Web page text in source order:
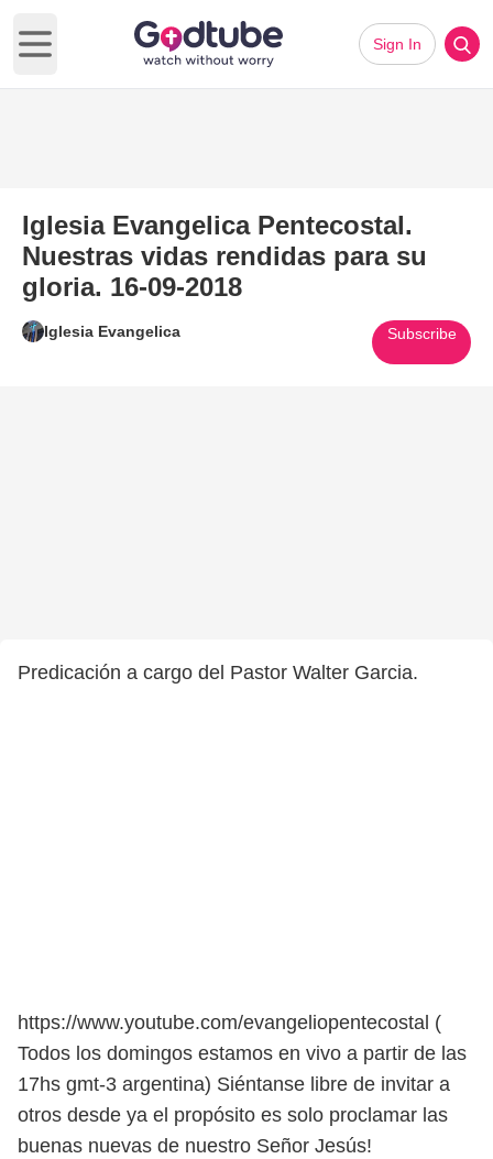
Open main menu
Sign In
Iglesia Evangelica Pentecostal.
Nuestras vidas rendidas para su
gloria. 16-09-2018
Iglesia Evangelica Subscribe
Predicación a cargo del Pastor Walter Garcia.
https://www.youtube.com/evangeliopentecostal (
Todos los domingos estamos en vivo a partir de las
17hs gmt-3 argentina) Siéntanse libre de invitar a
otros desde ya el propósito es solo proclamar las
buenas nuevas de nuestro Señor Jesús!